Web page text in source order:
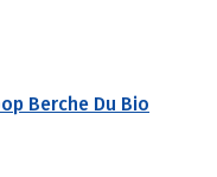
Berche Du Bio